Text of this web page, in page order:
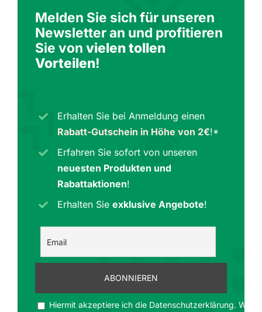
Melden Sie sich für unseren
Newsletter an und profitieren
Sie von vielen tollen
Vorteilen!
Erhalten Sie bei Anmeldung einen
Rabatt-Gutschein in Höhe von 2€!*
Erfahren Sie sofort von unseren
neuesten Produkten und
Rabattaktionen!
Erhalten Sieexklusive Angebote!
Hiermit akzeptiere ich die Datenschutzerklärung. Wir